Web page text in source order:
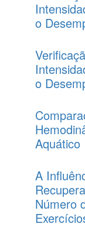
o
o
Aquático
A
Número